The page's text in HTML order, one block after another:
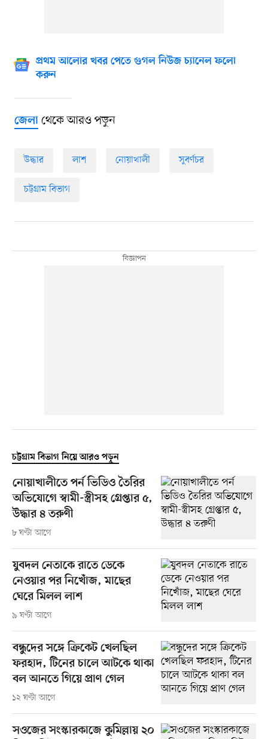
প্রথম আলোর খবর পেতে গুগল নিউজ চ্যানেল ফলো
করুন
জেলাথেকে আরও পড়ুন
উদ্ধার লাশ নোয়াখালী সুবর্ণচর
চট্টগ্রাম বিভাগ
চট্টগ্রাম বিভাগ নিয়ে আরও পড়ুন
নোয়াখালীতে পর্ন ভিডিও তৈরির
অভিযোগে স্বামী-স্ত্রীসহ গ্রেপ্তার ৫,
উদ্ধার ৪ তরুণী
৮ ঘণ্টা আগে
যুবদল নেতাকে রাতে ডেকে
নেওয়ার পর নিখোঁজ, মাছের
ঘেরে মিলল লাশ
৯ ঘণ্টা আগে
বন্ধুদের সঙ্গে ক্রিকেট খেলছিল
ফরহাদ, টিনের চালে আটকে থাকা
বল আনতে গিয়ে প্রাণ গেল
১২ ঘণ্টা আগে
সওজের সংস্কারকাজে কুমিল্লায় ২০